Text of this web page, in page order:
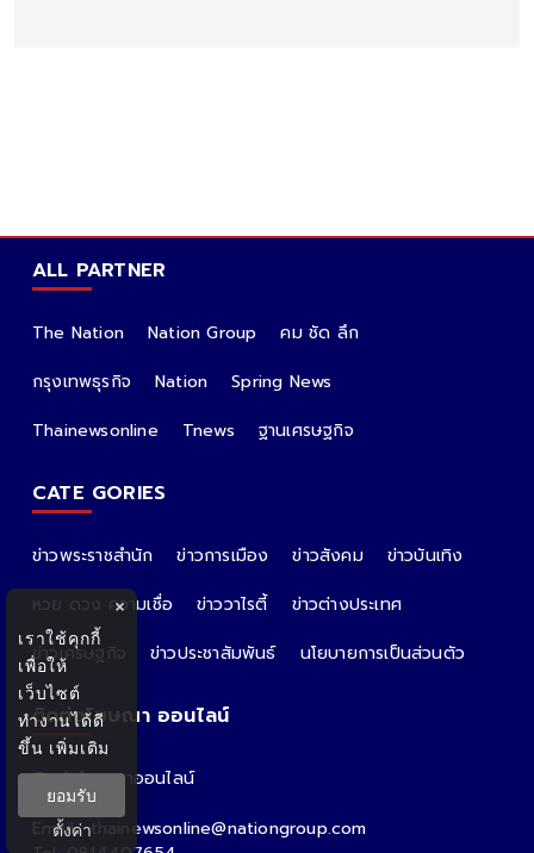
ALL PARTNER
The Nation Nation Group
คม ชัด ลึก
กรุงเทพธุรกิจ
Nation
Spring News
Thainewsonline
Tnews ฐานเศรษฐกิจ
CATE GORIES
ข่าวพระราชสำนัก ข่าวการเมือง ข่าวสังคม
ข่าวบันเทิง
หวย ดวง ความเชื่อ
ข่าววาไรตี้
ข่าวต่างประเทศ
ข่าวเศรษฐกิจ
ข่าวประชาสัมพันธ์ นโยบายการเป็นส่วนตัว
ติดต่อโฆษณา ออนไลน์
ติดต่อโฆษณาออนไลน์
คุณอ้อ
Email : thainewsonline@nationgroup.com
×
เราใช้คุกกี้
เพื่อให้
เว็บไซต์
ทำงานได้ดี
ขึ้น เพิ่มเติม
ยอมรับ
ตั้งค่า